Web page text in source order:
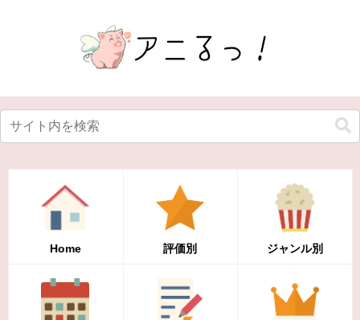
Home 評価別 ジャンル別